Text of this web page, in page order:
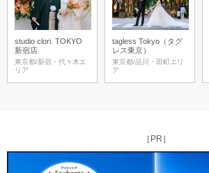
studio clori. TOKYO
新宿店
東京都/新宿・代々木エ
リア
tagless Tokyo（タグ
レス東京）
東京都/品川・田町エリ
ア
［PR］